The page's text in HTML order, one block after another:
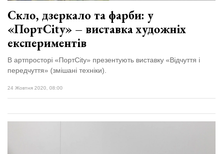
Скло, дзеркало та фарби: у
«ПортCity» – виставка художніх
експериментів
В артпросторі «ПортCity» презентують виставку «Відчуття і
передчуття» (змішані техніки).
24 Жовтня 2020, 08:00